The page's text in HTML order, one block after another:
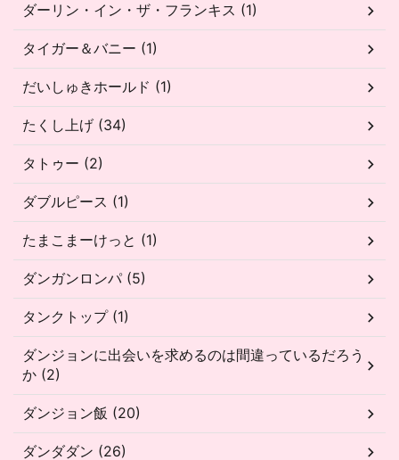
ダーリン・イン・ザ・フランキス (1)
タイガー＆バニー (1)
だいしゅきホールド (1)
たくし上げ (34)
タトゥー (2)
ダブルピース (1)
たまこまーけっと (1)
ダンガンロンパ (5)
タンクトップ (1)
ダンジョンに出会いを求めるのは間違っているだろう
か (2)
ダンジョン飯 (20)
ダンダダン (26)